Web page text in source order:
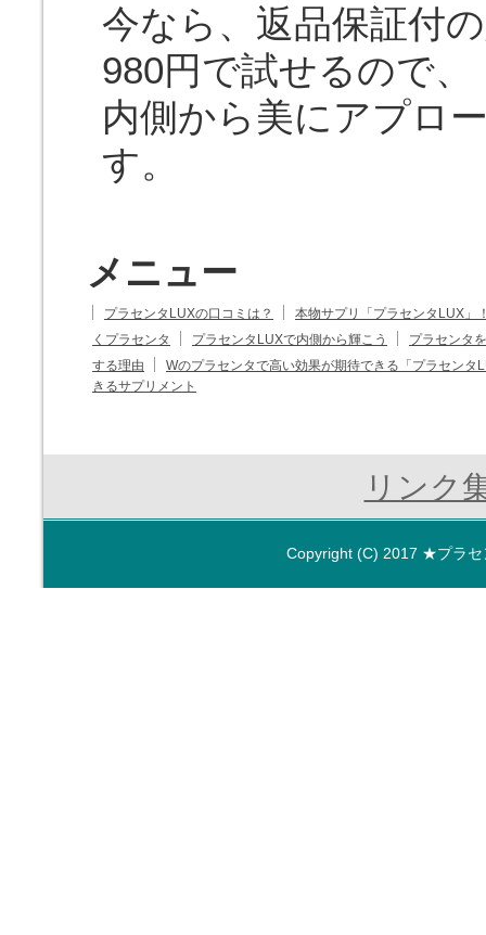
今なら、返品保証付
980円で試せるので、
内側から美にアプロ
す。
メニュー
プラセンタLUXの口コミは？
本物サプリ「プラセンタLUX」
くプラセンタ
プラセンタLUXで内側から輝こう
プラセンタ
する理由
Wのプラセンタで高い効果が期待できる「プラセンタ
きるサプリメント
リンク
Copyright (C) 2017 ★プラセ